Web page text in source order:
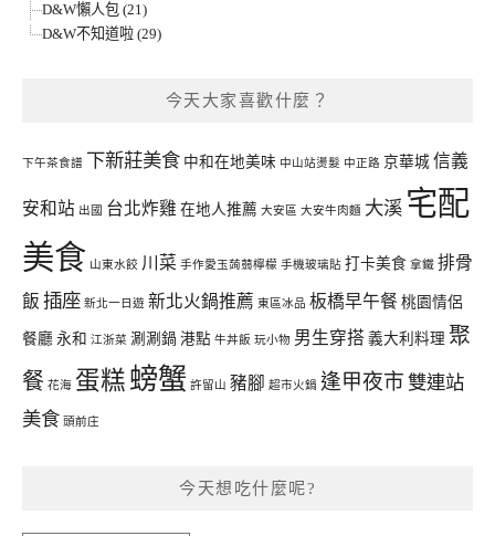
D&W懶人包 (21)
D&W不知道啦 (29)
今天大家喜歡什麼？
下午茶食譜 下新莊美食 中和在地美味 中山站燙髮 中正路 京華城 信義
安和站 出國 台北炸雞 在地人推薦 大安區 大安牛肉麵 大溪 宅配
美食 山東水餃 川菜 手作愛玉蒟蒻檸檬 手機玻璃貼 打卡美食 拿鐵 排骨
飯 插座 新北一日遊 新北火鍋推薦 東區冰品 板橋早午餐 桃園情侶
餐廳 永和 江浙菜 涮涮鍋 港點 牛丼飯 玩小物 男生穿搭 義大利料理 聚
餐 花海 蛋糕 螃蟹 許留山 豬腳 超市火鍋 逢甲夜市 雙連站
美食 頭前庄
今天想吃什麼呢?